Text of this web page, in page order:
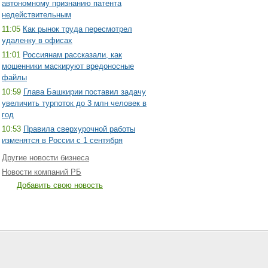
автономному признанию патента
недействительным
11:05 Как рынок труда пересмотрел
удаленку в офисах
11:01 Россиянам рассказали, как
мошенники маскируют вредоносные
файлы
10:59 Глава Башкирии поставил задачу
увеличить турпоток до 3 млн человек в
год
10:53 Правила сверхурочной работы
изменятся в России с 1 сентября
Другие новости бизнеса
Новости компаний РБ
Добавить свою новость